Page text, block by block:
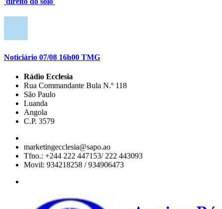
Noticiário 07/08 16h00 TMG
Rádio Ecclesia
Rua Commandante Bula N.º 118
São Paulo
Luanda
Angola
C.P. 3579
marketingecclesia@sapo.ao
Tfno.: +244 222 447153/ 222 443093
Movil: 934218258 / 934906473